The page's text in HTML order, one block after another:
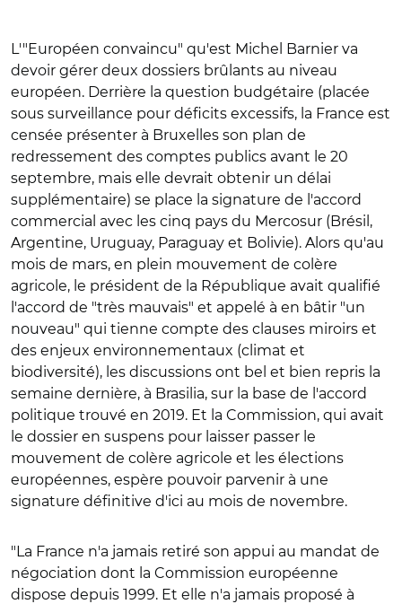
L'"Européen convaincu" qu'est Michel Barnier va
devoir gérer deux dossiers brûlants au niveau
européen. Derrière la question budgétaire (placée
sous surveillance pour déficits excessifs, la France est
censée présenter à Bruxelles son plan de
redressement des comptes publics avant le 20
septembre, mais elle devrait obtenir un délai
supplémentaire) se place la signature de l'accord
commercial avec les cinq pays du Mercosur (Brésil,
Argentine, Uruguay, Paraguay et Bolivie). Alors qu'au
mois de mars, en plein mouvement de colère
agricole, le président de la République avait qualifié
l'accord de "très mauvais" et appelé à en bâtir "un
nouveau" qui tienne compte des clauses miroirs et
des enjeux environnementaux (climat et
biodiversité), les discussions ont bel et bien repris la
semaine dernière, à Brasilia, sur la base de l'accord
politique trouvé en 2019. Et la Commission, qui avait
le dossier en suspens pour laisser passer le
mouvement de colère agricole et les élections
européennes, espère pouvoir parvenir à une
signature définitive d'ici au mois de novembre.
"La France n'a jamais retiré son appui au mandat de
négociation dont la Commission européenne
dispose depuis 1999. Et elle n'a jamais proposé à